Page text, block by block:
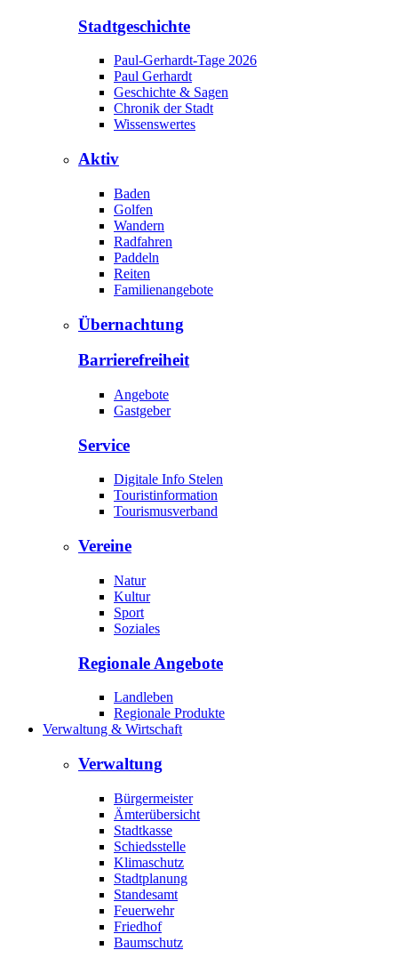
Stadtgeschichte
Paul-Gerhardt-Tage 2026
Paul Gerhardt
Geschichte & Sagen
Chronik der Stadt
Wissenswertes
Aktiv
Baden
Golfen
Wandern
Radfahren
Paddeln
Reiten
Familienangebote
Übernachtung
Barrierefreiheit
Angebote
Gastgeber
Service
Digitale Info Stelen
Touristinformation
Tourismusverband
Vereine
Natur
Kultur
Sport
Soziales
Regionale Angebote
Landleben
Regionale Produkte
Verwaltung & Wirtschaft
Verwaltung
Bürgermeister
Ämterübersicht
Stadtkasse
Schiedsstelle
Klimaschutz
Stadtplanung
Standesamt
Feuerwehr
Friedhof
Baumschutz